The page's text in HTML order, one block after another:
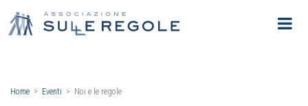
Home Eventi Noi e le regole